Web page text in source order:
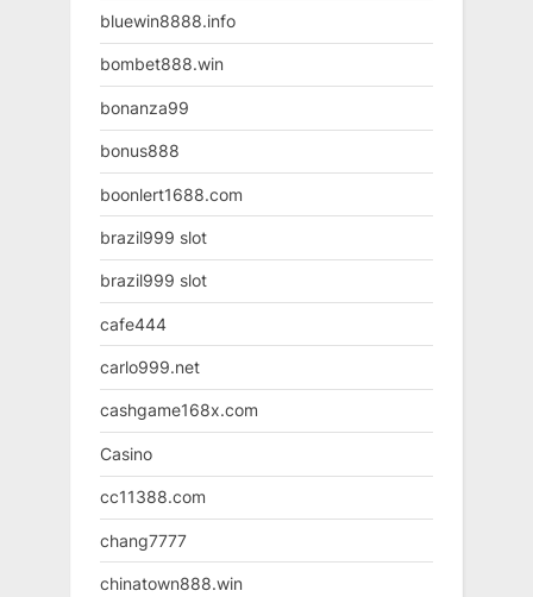
bluewin8888.info
bombet888.win
bonanza99
bonus888
boonlert1688.com
brazil999 slot
brazil999 slot
cafe444
carlo999.net
cashgame168x.com
Casino
cc11388.com
chang7777
chinatown888.win